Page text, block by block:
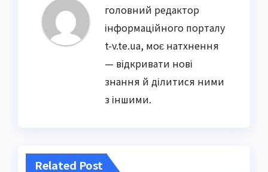
головний редактор
інформаційного порталу
t-v.te.ua, моє натхнення
— відкривати нові
знання й ділитися ними
з іншими.
Related Post